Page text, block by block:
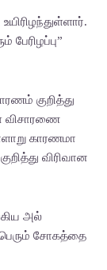
பேரிழப்பு”
குறித்து
விசாரணை
காரணமா
விரிவான
அல்
சோகத்தை